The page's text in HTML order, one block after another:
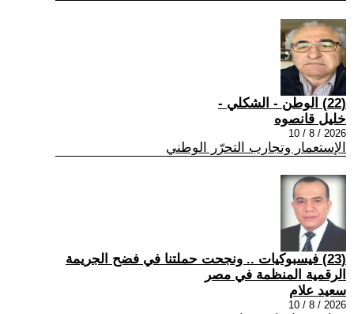
(22) الوطن - الشكلي -
خليل قانصوه
2026 / 8 / 10
الإستعمار وتجارب التحرّر الوطني
(23) فيسبوكيات .. ونجحت حملتنا في فضح الجريمة
الرقمية المنظمة في مصر
سعيد علام
2026 / 8 / 10